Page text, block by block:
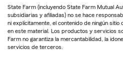
State Farm (incluyendo State Farm Mutual
subsidiarias y afiliadas) no se hace
ni explícitamente, el contenido de ningún
en este material. Los productos y servicios
Farm no garantiza la mercantabilidad, la
servicios de terceros.